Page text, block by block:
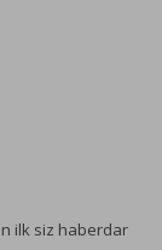
ilk siz haberdar